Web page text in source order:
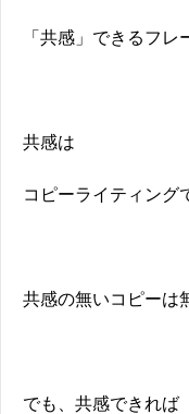
「共感」できるフレ
共感は
コピーライティング
共感の無いコピーは
でも、共感できれば